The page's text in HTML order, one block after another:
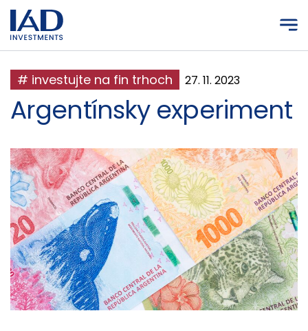
Prejsť na hlavný obsah
# investujte na fin trhoch 27. 11. 2023
Argentínsky experiment